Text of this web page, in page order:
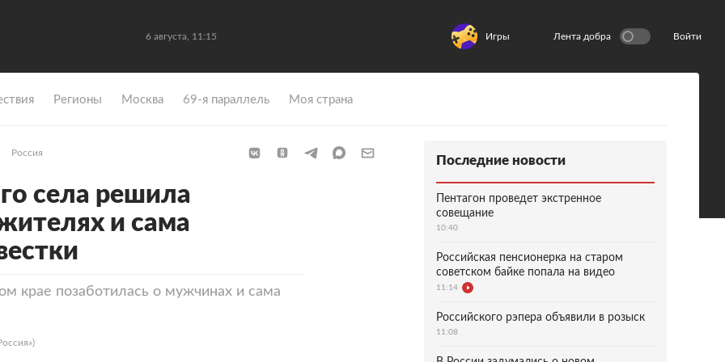
6 августа, 11:15 Игры Лента добра Войти
Регионы Москва 69-я параллель Моя страна
Россия
села решила
и сама
крае позаботилась о мужчинах и сама
Последние новости
Пентагон проведет экстренное
совещание
10:40
Российская пенсионерка на старом
советском байке попала на видео
11:14
Российского рэпера объявили в розыск
11:08